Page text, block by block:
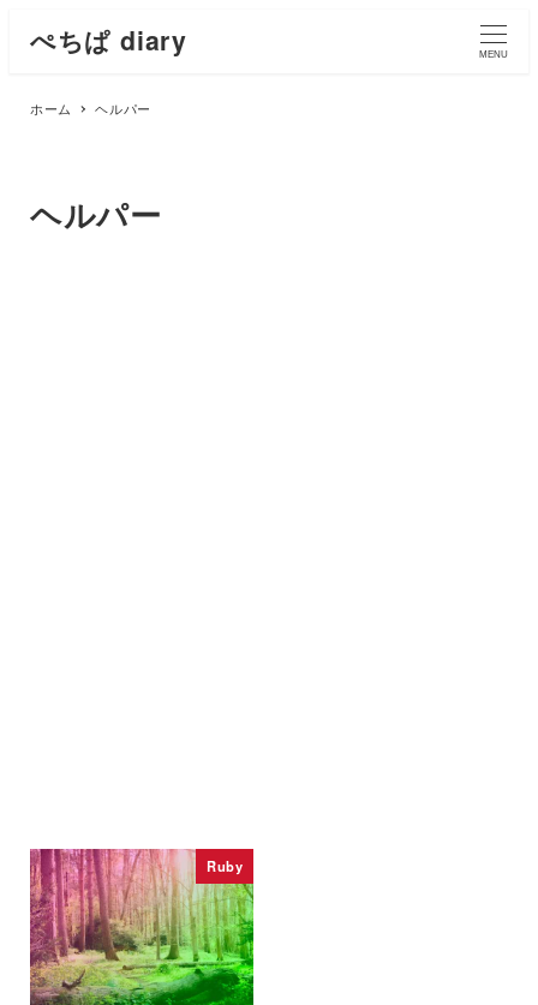
ぺちぱ diary MENU
ホーム ヘルパー
ヘルパー
Ruby